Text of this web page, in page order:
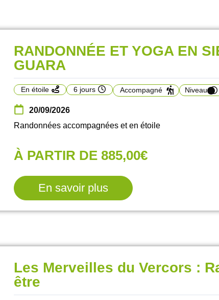
RANDONNÉE ET YOGA EN
GUARA
En étoile 6 jours Accompagné Niveau
20/09/2026
Randonnées accompagnées et en étoile
À PARTIR DE 885,00€
En savoir plus
Les Merveilles du Vercors :
être